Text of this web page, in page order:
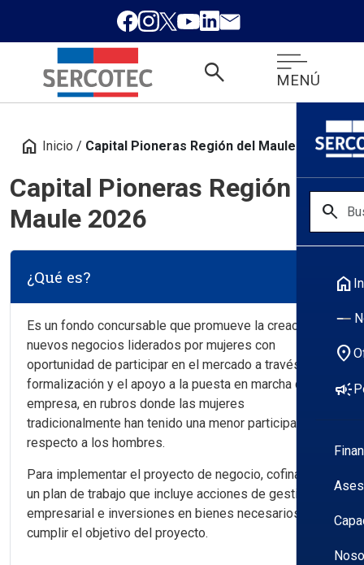
search MENÚ
search
home
location_on
campaign
home Inicio / Capital Pioneras Región del Maule 2026
Capital Pioneras Región del
Maule 2026
¿Qué es?
Es un fondo concursable que promueve la creación de
nuevos negocios liderados por mujeres con
oportunidad de participar en el mercado a través de su
formalización y el apoyo a la puesta en marcha de la
empresa, en rubros donde las mujeres
tradicionalmente han tenido una menor participación
respecto a los hombres.
Para implementar el proyecto de negocio, cofinancia
un plan de trabajo que incluye acciones de gestión
empresarial e inversiones en bienes necesarios para
cumplir el objetivo del proyecto.